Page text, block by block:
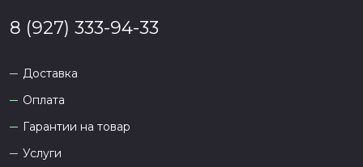
8 (927) 333-94-33
Доставка
Оплата
Гарантии на товар
Услуги